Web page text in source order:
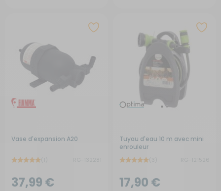
Vase d'expansion A20
37,99 €
Tuyau d'eau 10 m avec mini
enrouleur
17,90 €